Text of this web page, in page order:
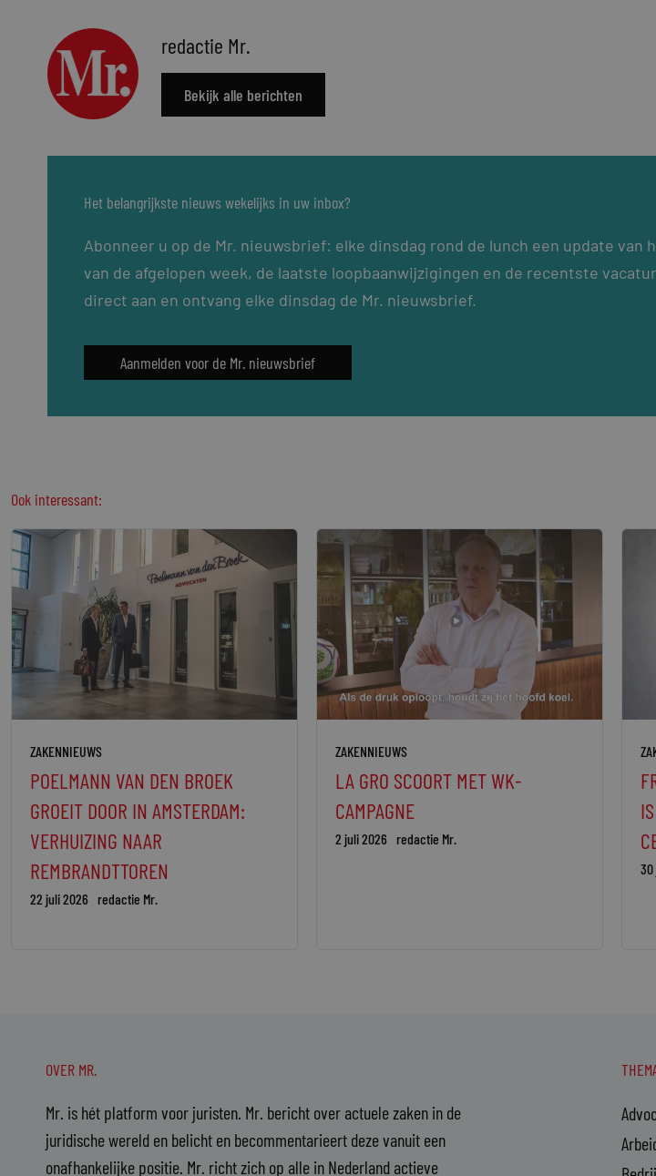
redactie Mr.
Bekijk alle berichten
Het belangrijkste nieuws wekelijks in uw inbox?
Abonneer u op de Mr. nieuwsbrief: elke dinsdag rond de lunch een update van
van de afgelopen week, de laatste loopbaanwijzigingen en de recentste
direct aan en ontvang elke dinsdag de Mr. nieuwsbrief.
Aanmelden voor de Mr. nieuwsbrief
Ook interessant:
ZAKENNIEUWS
POELMANN VAN DEN BROEK
GROEIT DOOR IN AMSTERDAM:
VERHUIZING NAAR
REMBRANDTTOREN
22 juli 2026 redactie Mr.
ZAKENNIEUWS
LA GRO SCOORT MET WK-
CAMPAGNE
2 juli 2026 redactie Mr.
OVER MR.
Mr. is hét platform voor juristen. Mr. bericht over actuele zaken in de
juridische wereld en belicht en becommentarieert deze vanuit een
onafhankelijke positie. Mr. richt zich op alle in Nederland actieve